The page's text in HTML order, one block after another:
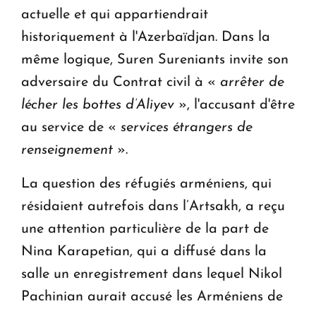
actuelle et qui appartiendrait
historiquement à l'Azerbaïdjan. Dans la
même logique, Suren Sureniants invite son
adversaire du Contrat civil à « arrêter de
lécher les bottes d’Aliyev », l'accusant d'être
au service de « services étrangers de
renseignement ».
La question des réfugiés arméniens, qui
résidaient autrefois dans l’Artsakh, a reçu
une attention particulière de la part de
Nina Karapetian, qui a diffusé dans la
salle un enregistrement dans lequel Nikol
Pachinian aurait accusé les Arméniens de